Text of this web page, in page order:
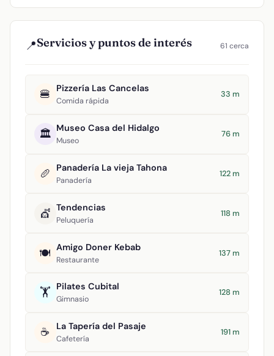
📍Servicios y puntos de interés 61 cerca
🍔 Pizzería Las Cancelas
Comida rápida
33 m
🏛️ Museo Casa del Hidalgo
Museo
76 m
🥖 Panadería La vieja Tahona
Panadería
122 m
💇 Tendencias
Peluquería
118 m
🍽️ Amigo Doner Kebab
Restaurante
137 m
🏋️ Pilates Cubital
Gimnasio
128 m
☕ La Tapería del Pasaje
Cafetería
191 m